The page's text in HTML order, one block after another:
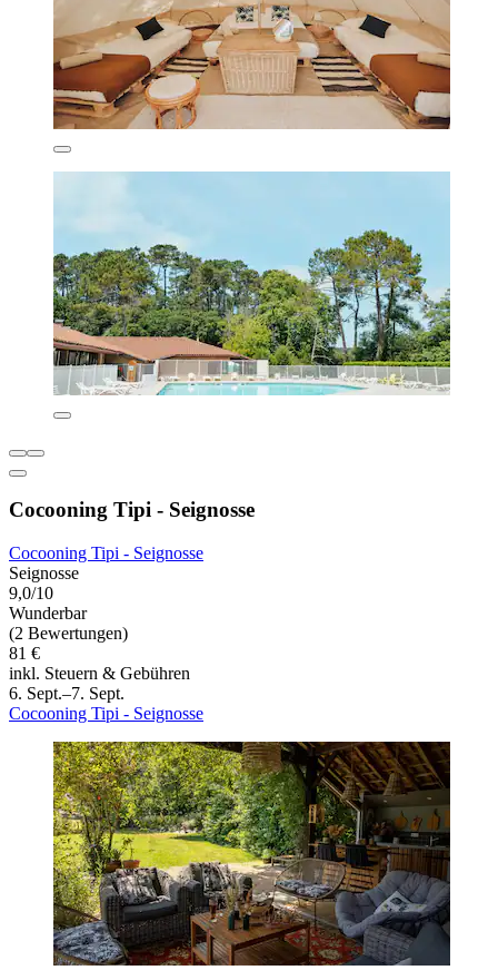
Cocooning Tipi - Seignosse
Cocooning Tipi - Seignosse
Seignosse
9,0/10
Wunderbar
(2 Bewertungen)
81 €
inkl. Steuern & Gebühren
6. Sept.–7. Sept.
Cocooning Tipi - Seignosse